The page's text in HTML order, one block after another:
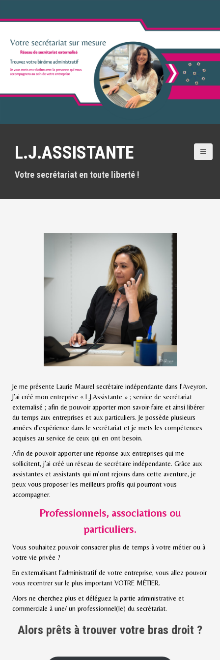
L.J.ASSISTANTE
Votre secrétariat en toute liberté !
Je me présente Laurie Maurel secrétaire indépendante dans l’Aveyron.
J’ai créé mon entreprise « L.J.Assistante » ; service de secrétariat
externalisé ; afin de pouvoir apporter mon savoir-faire et ainsi libérer
du temps aux entreprises et aux particuliers. Je possède plusieurs
années d’expérience dans le secrétariat et je mets les compétences
acquises au service de ceux qui en ont besoin.
Afin de pouvoir apporter une réponse aux entreprises qui me
sollicitent, j’ai créé un réseau de secrétaire indépendante. Grâce aux
assistantes et assistants qui m’ont rejoins dans cette aventure, je
peux vous proposer les meilleurs profils qui pourront vous
accompagner.
Professionnels, associations ou
particuliers.
Vous souhaitez pouvoir consacrer plus de temps à votre métier ou à
votre vie privée ?
En externalisant l’administratif de votre entreprise, vous allez pouvoir
vous recentrer sur le plus important VOTRE MÉTIER.
Alors ne cherchez plus et déléguez la partie administrative et
commerciale à une/ un professionnel(le) du secrétariat.
Alors prêts à trouver votre bras droit ?